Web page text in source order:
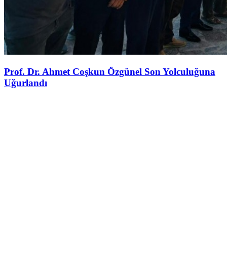
Prof. Dr. Ahmet Coşkun Özgünel Son Yolculuğuna
Uğurlandı